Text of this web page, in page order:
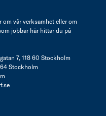
om vår verksamhet eller om
jobbar här hittar du på
7, 118 60 Stockholm
Stockholm